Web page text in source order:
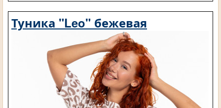
Туника "Leo" бежевая